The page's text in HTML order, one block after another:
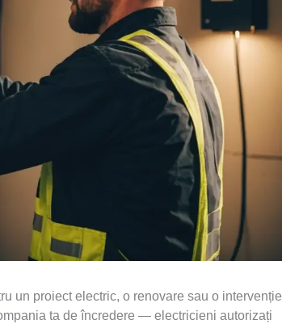
un proiect electric, o renovare sau o intervenție
ta de încredere — electricieni autorizați